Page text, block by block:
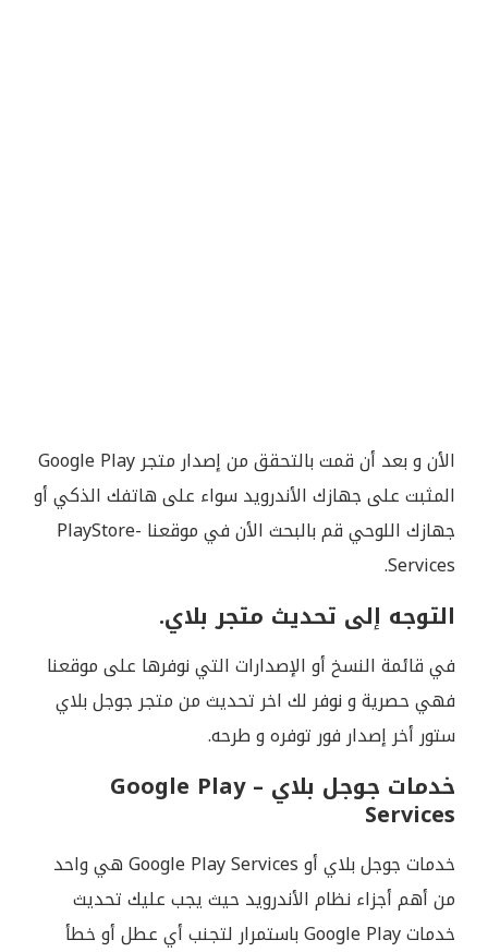
الأن و بعد أن قمت بالتحقق من إصدار متجر Google Play
المثبت على جهازك الأندرويد سواء على هاتفك الذكي أو
جهازك اللوحي قم بالبحث الأن في موقعنا PlayStore-
Services.
التوجه إلى تحديث متجر بلاي.
في قائمة النسخ أو الإصدارات التي نوفرها على موقعنا
فهي حصرية و نوفر لك اخر تحديث من متجر جوجل بلاي
ستور أخر إصدار فور توفره و طرحه.
خدمات جوجل بلاي – Google Play
Services
خدمات جوجل بلاي أو Google Play Services هي واحد
من أهم أجزاء نظام الأندرويد حيث يجب عليك تحديث
خدمات Google Play باستمرار لتجنب أي عطل أو خطأ